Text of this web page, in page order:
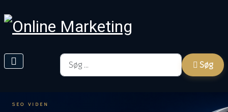
Søg
Søg
SEO VIDEN